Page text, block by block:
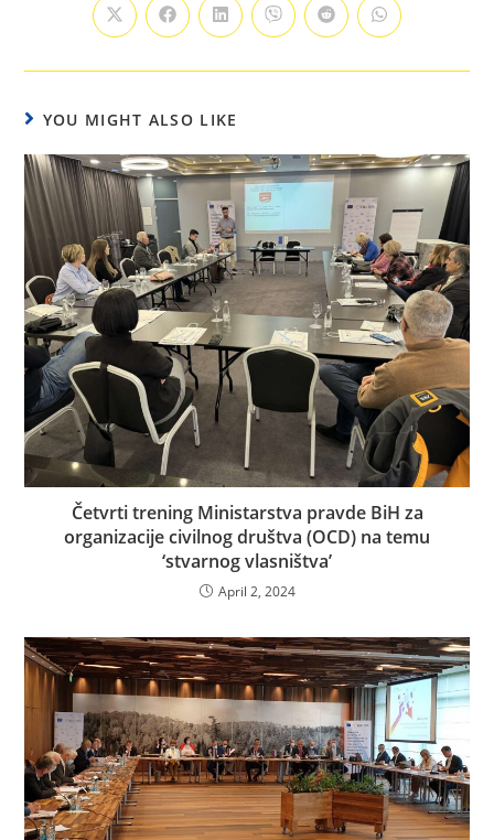
YOU MIGHT ALSO LIKE
Četvrti trening Ministarstva pravde BiH za
organizacije civilnog društva (OCD) na temu
‘stvarnog vlasništva’
April 2, 2024